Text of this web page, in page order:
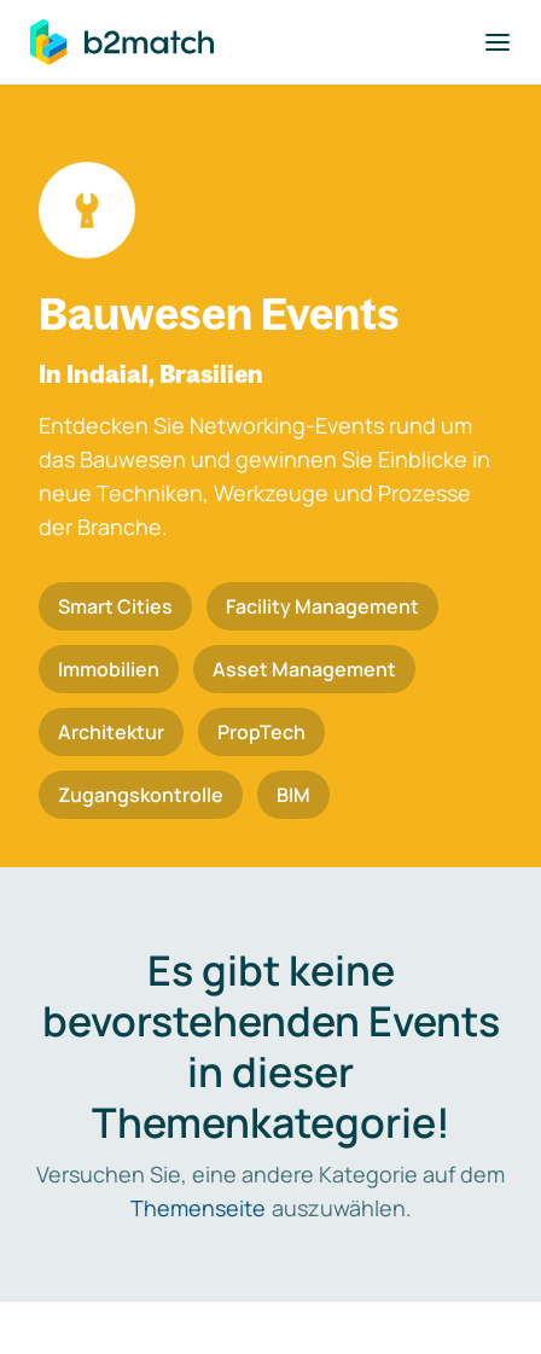
springen
Bauwesen Events
In Indaial, Brasilien
Entdecken Sie Networking-Events rund um
das Bauwesen und gewinnen Sie Einblicke in
neue Techniken, Werkzeuge und Prozesse
der Branche.
Smart Cities Facility Management
Immobilien Asset Management
Architektur PropTech
Zugangskontrolle BIM
Es gibt keine
bevorstehenden Events
in dieser
Themenkategorie!
Versuchen Sie, eine andere Kategorie auf dem
Themenseite auszuwählen.